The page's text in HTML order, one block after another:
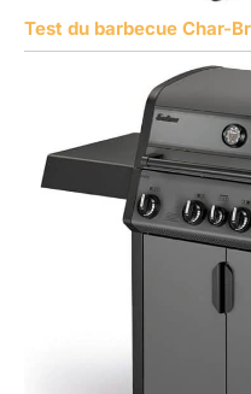
Test du barbecue Char-